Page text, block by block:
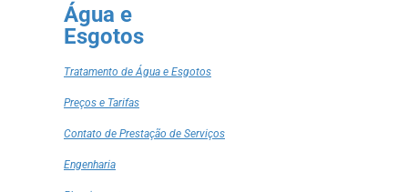
Água e
Esgotos
Tratamento de Água e Esgotos
Preços e Tarifas
Contato de Prestação de Serviços
Engenharia